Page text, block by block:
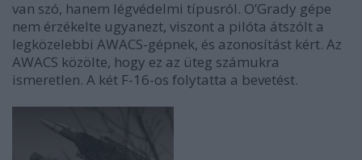
van szó, hanem légvédelmi típusról. O’Grady gépe
nem érzékelte ugyanezt, viszont a pilóta átszólt a
legközelebbi AWACS-gépnek, és azonosítást kért. Az
AWACS közölte, hogy ez az üteg számukra
ismeretlen. A két F-16-os folytatta a bevetést.